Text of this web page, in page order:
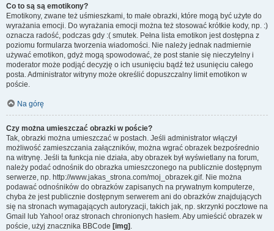
Co to są są emotikony?
Emotikony, zwane też uśmieszkami, to małe obrazki, które mogą być użyte do
wyrażania emocji. Do wyrażania emocji można też stosować krótkie kody, np. :)
oznacza radość, podczas gdy :( smutek. Pełna lista emotikon jest dostępna z
poziomu formularza tworzenia wiadomości. Nie należy jednak nadmiernie
używać emotikon, gdyż mogą spowodować, że post stanie się nieczytelny i
moderator może podjąć decyzję o ich usunięciu bądź też usunięciu całego
posta. Administrator witryny może określić dopuszczalny limit emotikon w
poście.
Na górę
Czy można umieszczać obrazki w poście?
Tak, obrazki można umieszczać w postach. Jeśli administrator włączył
możliwość zamieszczania załączników, można wgrać obrazek bezpośrednio
na witrynę. Jeśli ta funkcja nie działa, aby obrazek był wyświetlany na forum,
należy podać odnośnik do obrazka umieszczonego na publicznie dostępnym
serwerze, np. http://www.jakas_strona.com/moj_obrazek.gif. Nie można
podawać odnośników do obrazków zapisanych na prywatnym komputerze,
chyba że jest publicznie dostępnym serwerem ani do obrazków znajdujących
się na stronach wymagających autoryzacji, takich jak, np. skrzynki pocztowe na
Gmail lub Yahoo! oraz stronach chronionych hasłem. Aby umieścić obrazek w
poście, użyj znacznika BBCode [img] .